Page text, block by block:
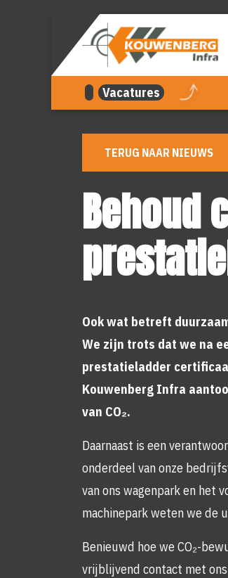
Vacatures
TERUG NAAR NIEUWS
Behoud
Ook wat betreft
We zijn trots dat we na
prestatieladder
Kouwenberg Infra
van CO₂.
Daarnaast is een
onderdeel van onze
van ons wagenpark en het
machinepark weten we de
Benieuwd hoe we CO₂-
vrijblijvend contact met